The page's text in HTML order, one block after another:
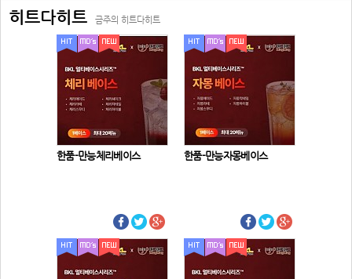
히트다히트 금주의 히트다히트
한품-만능체리베이스 한품-만능자몽베이스